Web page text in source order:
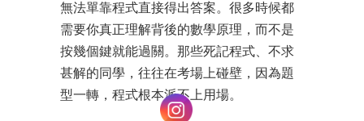
無法單靠程式直接得出答案。很多時候都
需要你真正理解背後的數學原理，而不是
按幾個鍵就能過關。那些死記程式、不求
甚解的同學，往往在考場上碰壁，因為題
型一轉，程式根本派不上用場。